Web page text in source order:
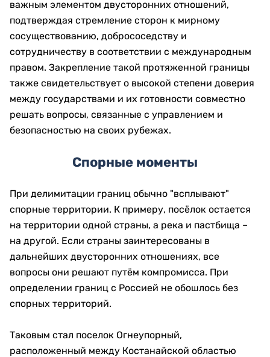
важным элементом двусторонних отношений,
подтверждая стремление сторон к мирному
сосуществованию, добрососедству и
сотрудничеству в соответствии с международным
правом. Закрепление такой протяженной границы
также свидетельствует о высокой степени доверия
между государствами и их готовности совместно
решать вопросы, связанные с управлением и
безопасностью на своих рубежах.
Спорные моменты
При делимитации границ обычно "всплывают"
спорные территории. К примеру, посёлок остается
на территории одной страны, а река и пастбища –
на другой. Если страны заинтересованы в
дальнейших двусторонних отношениях, все
вопросы они решают путём компромисса. При
определении границ с Россией не обошлось без
спорных территорий.
Таковым стал поселок Огнеупорный,
расположенный между Костанайской областью